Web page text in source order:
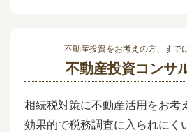
不動産投資をお考えの方、すで
不動産投資コンサ
相続税対策に不動産活用をお考
効果的で税務調査に入られにく